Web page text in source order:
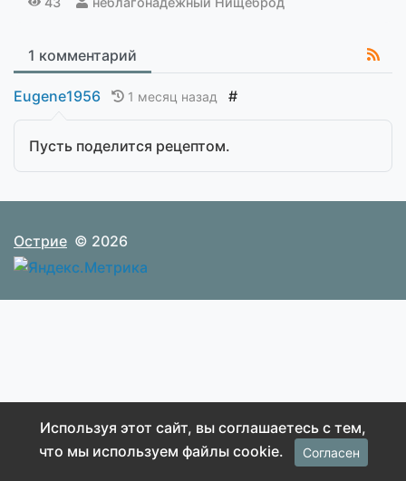
1 комментарий
Eugene1956 1 месяц назад #
Пусть поделится рецептом.
Острие © 2026
Используя этот сайт, вы соглашаетесь с тем,
что мы используем файлы cookie.
Согласен